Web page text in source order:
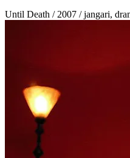
Until Death / 2007 / jangari,